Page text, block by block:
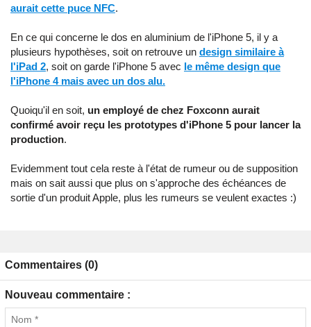
aurait cette puce NFC.
En ce qui concerne le dos en aluminium de l'iPhone 5, il y a
plusieurs hypothèses, soit on retrouve un design similaire à
l'iPad 2, soit on garde l'iPhone 5 avec le même design que
l'iPhone 4 mais avec un dos alu.
Quoiqu'il en soit, un employé de chez Foxconn aurait
confirmé avoir reçu les prototypes d'iPhone 5 pour lancer la
production.
Evidemment tout cela reste à l'état de rumeur ou de supposition
mais on sait aussi que plus on s'approche des échéances de
sortie d'un produit Apple, plus les rumeurs se veulent exactes :)
Commentaires (0)
Nouveau commentaire :